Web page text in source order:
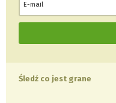
Śledź co jest grane